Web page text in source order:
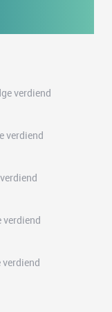
verdiend
verdiend
verdiend
verdiend